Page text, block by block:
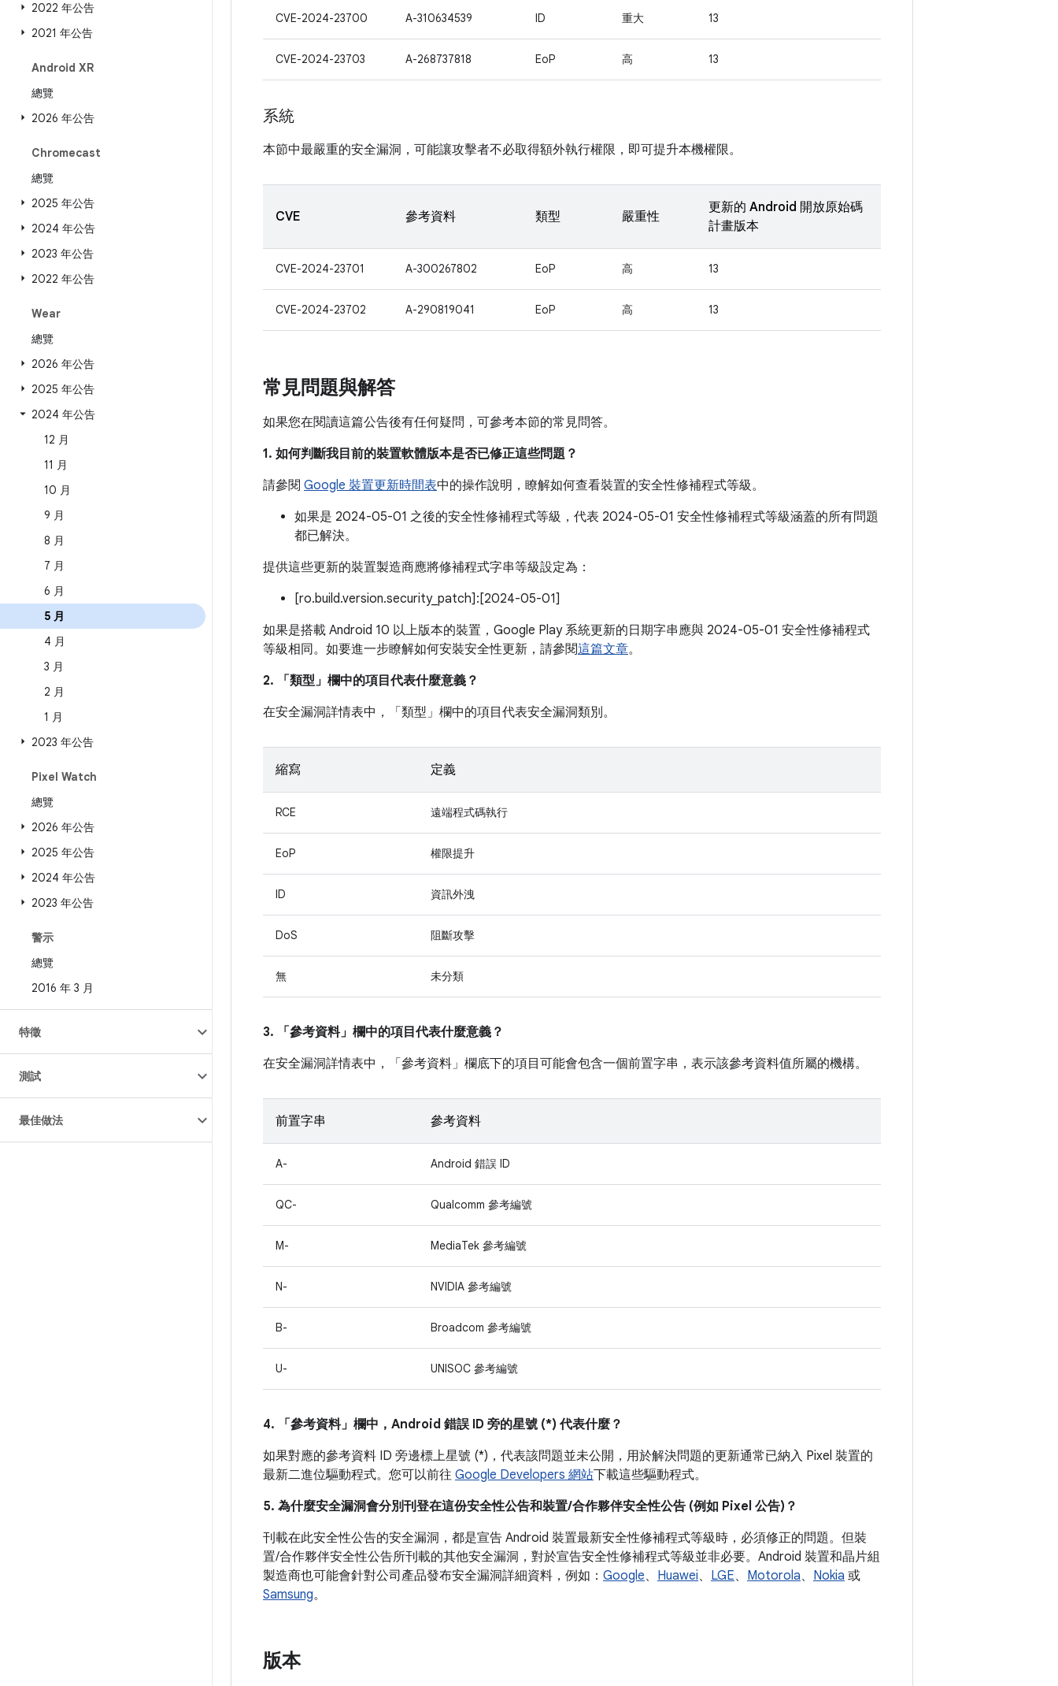
2022 年公告
2021 年公告
Android XR
總覽
2026 年公告
Chromecast
總覽
2025 年公告
2024 年公告
2023 年公告
2022 年公告
Wear
總覽
2026 年公告
2025 年公告
2024 年公告
12 月
11 月
10 月
9 月
8 月
7 月
6 月
5 月
4 月
3 月
2 月
1 月
2023 年公告
Pixel Watch
總覽
2026 年公告
2025 年公告
2024 年公告
2023 年公告
警示
總覽
2016 年 3 月
特徵
測試
最佳做法
CVE-2024-23700 A-310634539 ID 重大 13
CVE-2024-23703 A-268737818 EoP 高 13
系統
本節中最嚴重的安全漏洞，可能讓攻擊者不必取得額外執行權限，即可提升本機權限。
CVE 參考資料 類型 嚴重性
更新的 Android 開放原始碼
計畫版本
CVE-2024-23701 A-300267802 EoP 高 13
CVE-2024-23702 A-290819041 EoP 高 13
常見問題與解答
如果您在閱讀這篇公告後有任何疑問，可參考本節的常見問答。
1. 如何判斷我目前的裝置軟體版本是否已修正這些問題？
請參閱 Google 裝置更新時間表中的操作說明，瞭解如何查看裝置的安全性修補程式等級。
如果是 2024-05-01 之後的安全性修補程式等級，代表 2024-05-01 安全性修補程式等級涵蓋的所有問題
都已解決。
提供這些更新的裝置製造商應將修補程式字串等級設定為：
[ro.build.version.security_patch]:[2024-05-01]
如果是搭載 Android 10 以上版本的裝置，Google Play 系統更新的日期字串應與 2024-05-01 安全性修補程式
等級相同。如要進一步瞭解如何安裝安全性更新，請參閱這篇文章。
2. 「類型」 欄中的項目代表什麼意義？
在安全漏洞詳情表中，「類型」 欄中的項目代表安全漏洞類別。
縮寫 定義
RCE 遠端程式碼執行
EoP 權限提升
ID 資訊外洩
DoS 阻斷攻擊
無 未分類
3. 「參考資料」 欄中的項目代表什麼意義？
在安全漏洞詳情表中，「參考資料」 欄底下的項目可能會包含一個前置字串，表示該參考資料值所屬的機構。
前置字串 參考資料
A- Android 錯誤 ID
QC- Qualcomm 參考編號
M- MediaTek 參考編號
N- NVIDIA 參考編號
B- Broadcom 參考編號
U- UNISOC 參考編號
4. 「參考資料」 欄中，Android 錯誤 ID 旁的星號 (*) 代表什麼？
如果對應的參考資料 ID 旁邊標上星號 (*)，代表該問題並未公開，用於解決問題的更新通常已納入 Pixel 裝置的
最新二進位驅動程式。您可以前往 Google Developers 網站下載這些驅動程式。
5. 為什麼安全漏洞會分別刊登在這份安全性公告和裝置/合作夥伴安全性公告 (例如 Pixel 公告)？
刊載在此安全性公告的安全漏洞，都是宣告 Android 裝置最新安全性修補程式等級時，必須修正的問題。但裝
置/合作夥伴安全性公告所刊載的其他安全漏洞，對於宣告安全性修補程式等級並非必要。Android 裝置和晶片組
製造商也可能會針對公司產品發布安全漏洞詳細資料，例如： Google、 Huawei、 LGE、 Motorola、 Nokia 或
Samsung。
版本